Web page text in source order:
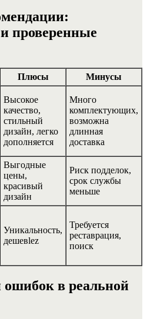
проверенные
Плюсы Минусы
Высокое
качество,
стильный
дизайн, легко
дополняется
Много
комплектующих,
возможна
длинная
доставка
Выгодные
цены,
красивый
дизайн
Риск подделок,
срок службы
меньше
Уникальность,
дешевlez
Требуется
реставрация,
поиск
ошибок в реальной